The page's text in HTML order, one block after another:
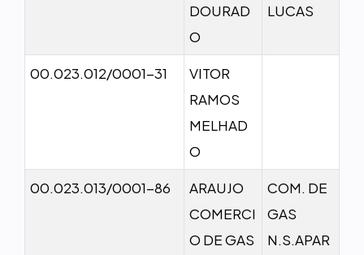
DOURAD
O
LUCAS
00.023.012/0001-31
VITOR
RAMOS
MELHAD
O
00.023.013/0001-86
ARAUJO
COMERCI
O DE GAS
COM. DE
GAS
N.S.APAR